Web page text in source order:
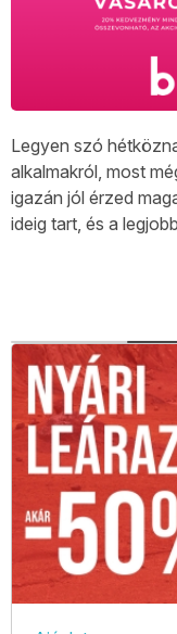
Legyen szó
alkalmakról, most
igazán jól érzed
ideig tart, és a